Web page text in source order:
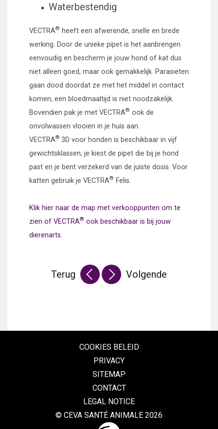
Waterbestendig
VECTRA® heeft een afwerende, snelle en brede
werking. Door de unieke pipet is het aanbrengen
eenvoudig en bescherm je jouw hond of kat dus
niet alleen goed, maar ook gemakkelijk. Parasieten
gaan dood doordat ze met het middel in contact
komen, een bloedmaaltijd is niet noodzakelijk.
Bovendien pak je met VECTRA® ook de
onvolwassen vlooien in je huis aan.
VECTRA® 3D voor honden is beschikbaar in vijf
gewichtsklassen; je kiest de pipet die bij je hond
past en je bent verzekerd van de juiste dosis. Voor
katten gebruik je VECTRA® Felis.
Klik hier naar de map met verkooppunten om te
zien of VECTRA® ook beschikbaar is bij jouw
dierenarts.
Terug Volgende
COOKIES BELEID
PRIVACY
SITEMAP
CONTACT
LEGAL NOTICE
© CEVA SANTÉ ANIMALE 2026